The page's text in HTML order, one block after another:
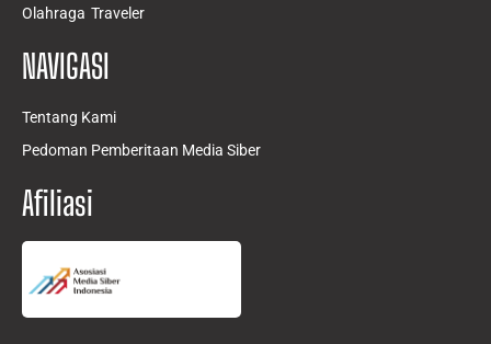
Olahraga Traveler
NAVIGASI
Tentang Kami
Pedoman Pemberitaan Media Siber
Afiliasi